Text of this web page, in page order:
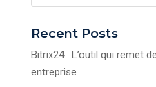
Recent Posts
Bitrix24 : L’outil qui remet
entreprise